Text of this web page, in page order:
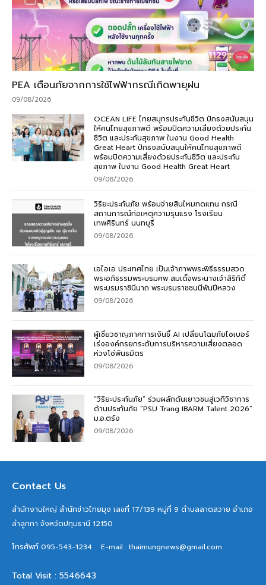
PEA เตือนภัยจากการใช้ไฟฟ้ากรณีเกิดพายุฝน
09/08/2026
OCEAN LIFE ไทยสมุทรประกันชีวิต ปักธงสนับสนุน
ให้คนไทยสุขภาพดี พร้อมปิดความเสี่ยงด้วยประกัน
ชีวิต และประกันสุขภาพ ในงาน Good Health
Great Heart ปักธงสนับสนุนให้คนไทยสุขภาพดี
พร้อมปิดความเสี่ยงด้วยประกันชีวิต และประกัน
สุขภาพ ในงาน Good Health Great Heart
09/08/2026
วิริยะประกันภัย พร้อมจ่ายสินไหมทดแทน กรณี
สถานการณ์ก่อเหตุความรุนแรง โรงเรียน
เทพศิรินทร์ นนทบุรี
09/08/2026
เอไอเอ ประเทศไทย เป็นเจ้าภาพพระพิธีธรรมสวด
พระอภิธรรมพระบรมศพ สมเด็จพระนางเจ้าสิริกิติ์
พระบรมราชินีนาถ พระบรมราชชนนีพันปีหลวง
09/08/2026
ผู้เชี่ยวชาญภาคการเงินชี้ AI เปลี่ยนโฉมภัยไซเบอร์
เร่งองค์กรยกระดับการบริหารความเสี่ยงตลอด
ห่วงโซ่พันธมิตร
09/08/2026
“วิริยะประกันภัย” ร่วมผลักดันเยาวชนสู่เวทีวิชาการ
ด้านประกันภัย “PSU Trang IBARM Talent 2026”
ม.อ.ตรัง
09/08/2026
Contact Us
สำนักงานใหญ่ สำนักข่าวไทยมุง เลขที่ 17/139 หมู่ที่ 9 ตำบลลาดสวาย อำเภอ
ลำลูกกา จังหวัดปทุมธานี 12150
โทรศัพท์ 095-543-1234 E-mail : thaimungnews@gmail.com
Total Visit : 5546643